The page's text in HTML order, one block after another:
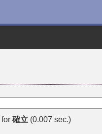
for 確立 (0.007 sec.)